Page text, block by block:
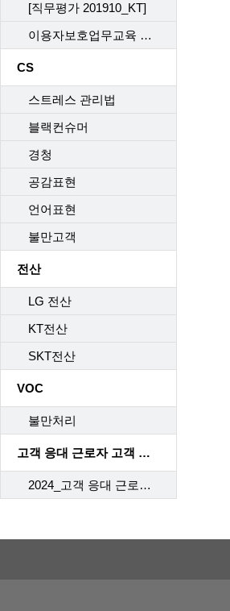
[직무평가 201910_KT]
이용자보호업무교육 사후관리 직무평가 202302_KT
CS
스트레스 관리법
블랙컨슈머
경청
공감표현
언어표현
불만고객
전산
LG 전산
KT전산
SKT전산
VOC
불만처리
고객 응대 근로자 고객 응대 매뉴얼
2024_고객 응대 근로자 고객 응대 매뉴얼